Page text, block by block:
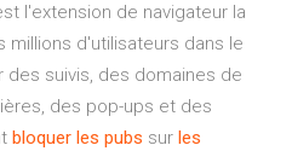
l'extension de navigateur la
millions d'utilisateurs dans le
des suivis, des domaines de
des pop-ups et des
bloquer les pubs sur les